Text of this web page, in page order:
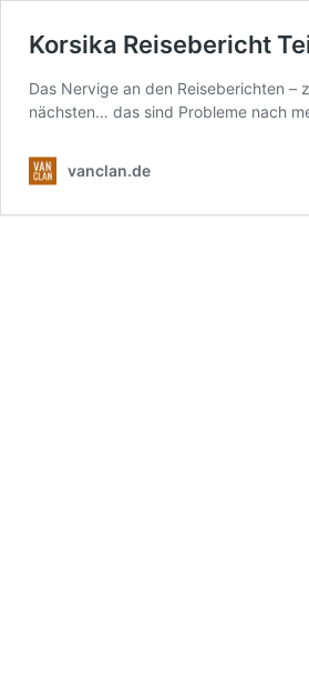
Korsika Reisebericht
Das Nervige an den Reiseberichten –
nächsten… das sind Probleme nach
vanclan.de